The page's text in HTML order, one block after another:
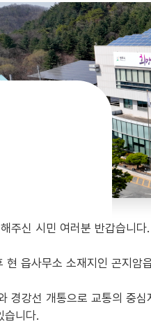
주신 시민 여러분 반갑습니다.
읍사무소 소재지인 곤지암
경강선 개통으로 교통의 중
습니다.